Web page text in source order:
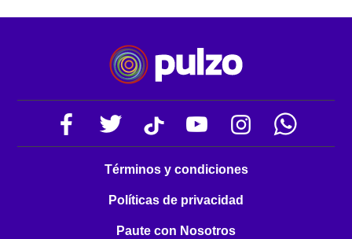
Términos y condiciones
Políticas de privacidad
Paute con Nosotros